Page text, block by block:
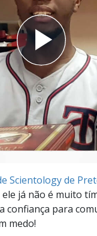
Scientology de
já não é muito
confiança para
medo!